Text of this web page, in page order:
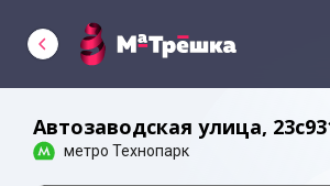
Автозаводская улица,
метро Технопарк